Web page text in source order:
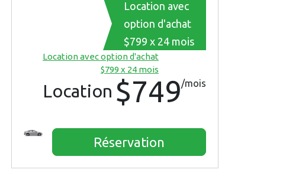
Location avec
option d'achat
$799 x 24 mois
Location avec option d'achat
$799 x 24 mois
Location $749/mois
Réservation